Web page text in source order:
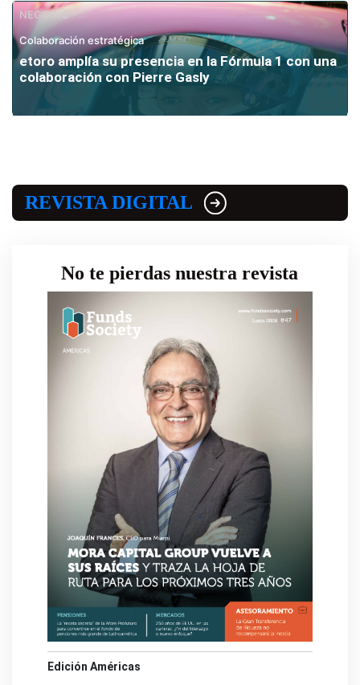
NEGOCIO
Colaboración estratégica
etoro amplía su presencia en la Fórmula 1 con una
colaboración con Pierre Gasly
REVISTA DIGITAL
No te pierdas nuestra revista
Edición Américas